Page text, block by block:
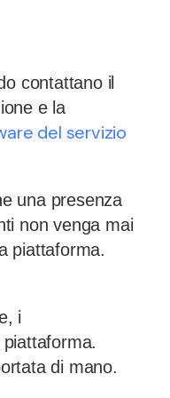
contattano il
e la
del servizio
una presenza
non venga mai
piattaforma.
i
di mano.